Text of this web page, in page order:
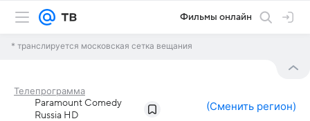
Фильмы онлайн
* транслируется московская сетка вещания
Телепрограмма
Paramount Comedy
Russia HD
(Сменить регион)